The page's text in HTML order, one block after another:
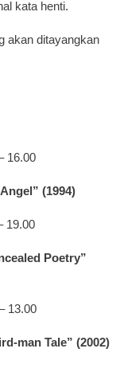
kata henti.
akan ditayangkan
16.00
(1994)
19.00
Poetry”
13.00
man Tale” (2002)